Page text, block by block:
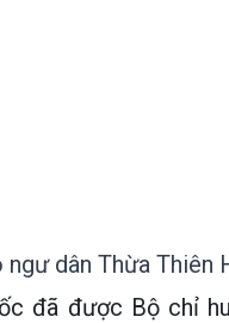
dân Thừa Thiên
đã được Bộ chỉ